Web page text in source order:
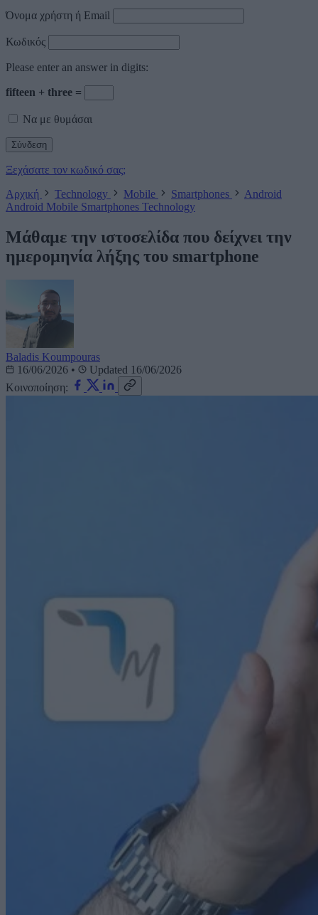
Όνομα χρήστη ή Email
Κωδικός
Please enter an answer in digits:
fifteen + three =
Να με θυμάσαι
Ξεχάσατε τον κωδικό σας;
Αρχική
Technology Mobile Smartphones
Android
Android Mobile Smartphones Technology
Μάθαμε την ιστοσελίδα που δείχνει την
ημερομηνία λήξης του smartphone
Baladis Koumpouras
16/06/2026 •
Updated 16/06/2026
Κοινοποίηση: